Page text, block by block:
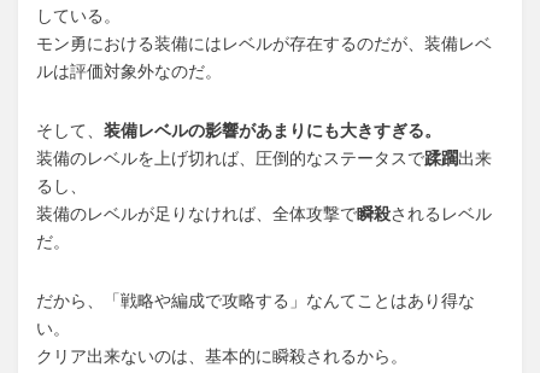
している。
モン勇における装備にはレベルが存在するのだが、装備レベ
ルは評価対象外なのだ。
そして、 装備レベルの影響があまりにも大きすぎる。
装備のレベルを上げ切れば、圧倒的なステータスで蹂躙出来
るし、
装備のレベルが足りなければ、全体攻撃で瞬殺されるレベル
だ。
だから、「戦略や編成で攻略する」なんてことはあり得な
い。
クリア出来ないのは、基本的に瞬殺されるから。